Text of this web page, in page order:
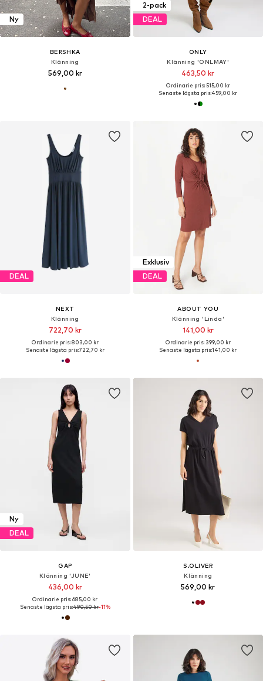
Ny
BERSHKA
Klänning
569,00 kr
2-pack
DEAL
ONLY
Klänning 'ONLMAY'
463,50 kr
Ordinarie pris: 515,00 kr
Senaste lägsta pris:459,00 kr
DEAL
NEXT
Klänning
722,70 kr
Ordinarie pris: 803,00 kr
Senaste lägsta pris:722,70 kr
Exklusiv
DEAL
ABOUT YOU
Klänning 'Linda'
141,00 kr
Ordinarie pris: 399,00 kr
Senaste lägsta pris:141,00 kr
Ny
DEAL
GAP
Klänning 'JUNE'
436,00 kr
Ordinarie pris: 685,00 kr
Senaste lägsta pris:490,50 kr-11%
S.OLIVER
Klänning
569,00 kr